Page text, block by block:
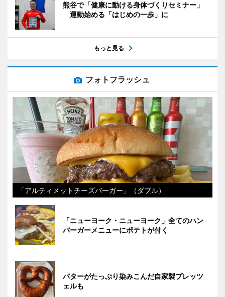
熊谷で「健康に動ける身体づくりセミナー」
運動始める「はじめの一歩」に
もっと見る
フォトフラッシュ
「アルティメットチーズバーガー」（ダブル）
「ニューヨーク・ニューヨーク」全てのハン
バーガーメニューにポテトが付く
バターがたっぷり染みこんだ自家製プレッツ
ェルも